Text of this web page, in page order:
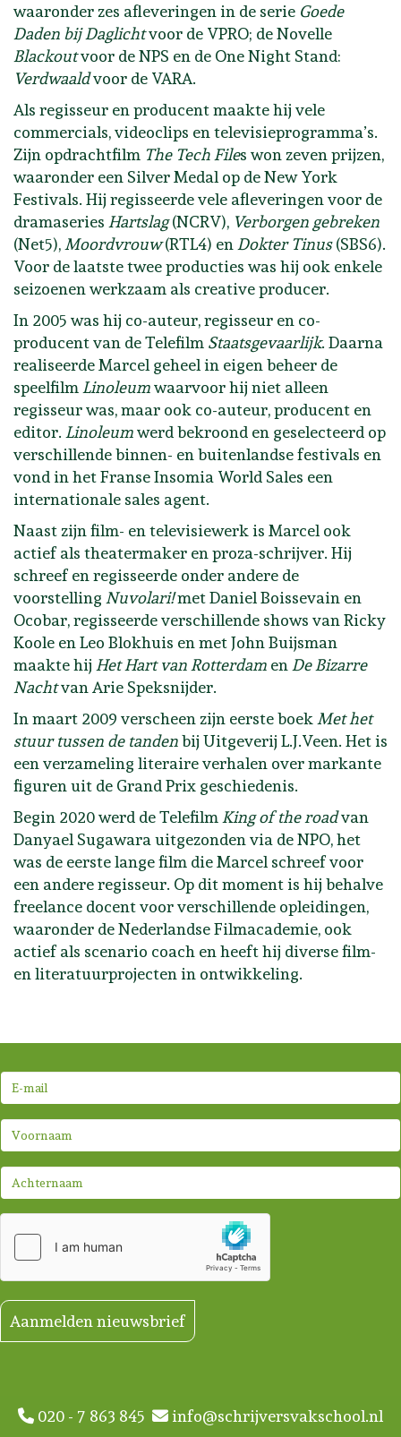
waaronder zes afleveringen in de serie Goede
Daden bij Daglichtvoor de VPRO; de Novelle
Blackoutvoor de NPS en de One Night Stand:
Verdwaaldvoor de VARA.
Als regisseur en producent maakte hij vele
commercials, videoclips en televisieprogramma’s.
Zijn opdrachtfilm The Tech Files won zeven prijzen,
waaronder een Silver Medal op de New York
Festivals. Hij regisseerde vele afleveringen voor de
dramaseries Hartslag(NCRV), Verborgen gebreken
(Net5), Moordvrouw(RTL4) en Dokter Tinus(SBS6).
Voor de laatste twee producties was hij ook enkele
seizoenen werkzaam als creative producer.
In 2005 was hij co-auteur, regisseur en co-
producent van de Telefilm Staatsgevaarlijk. Daarna
realiseerde Marcel geheel in eigen beheer de
speelfilm Linoleumwaarvoor hij niet alleen
regisseur was, maar ook co-auteur, producent en
editor. Linoleumwerd bekroond en geselecteerd op
verschillende binnen- en buitenlandse festivals en
vond in het Franse Insomia World Sales een
internationale sales agent.
Naast zijn film- en televisiewerk is Marcel ook
actief als theatermaker en proza-schrijver. Hij
schreef en regisseerde onder andere de
voorstelling Nuvolari!met Daniel Boissevain en
Ocobar, regisseerde verschillende shows van Ricky
Koole en Leo Blokhuis en met John Buijsman
maakte hij Het Hart van Rotterdam en De Bizarre
Nachtvan Arie Speksnijder.
In maart 2009 verscheen zijn eerste boek Met het
stuur tussen de tandenbij Uitgeverij L.J.Veen. Het is
een verzameling literaire verhalen over markante
figuren uit de Grand Prix geschiedenis.
Begin 2020 werd de Telefilm King of the roadvan
Danyael Sugawara uitgezonden via de NPO, het
was de eerste lange film die Marcel schreef voor
een andere regisseur. Op dit moment is hij behalve
freelance docent voor verschillende opleidingen,
waaronder de Nederlandse Filmacademie, ook
actief als scenario coach en heeft hij diverse film-
en literatuurprojecten in ontwikkeling.
Aanmelden nieuwsbrief
020 - 7 863 845 info@schrijversvakschool.nl